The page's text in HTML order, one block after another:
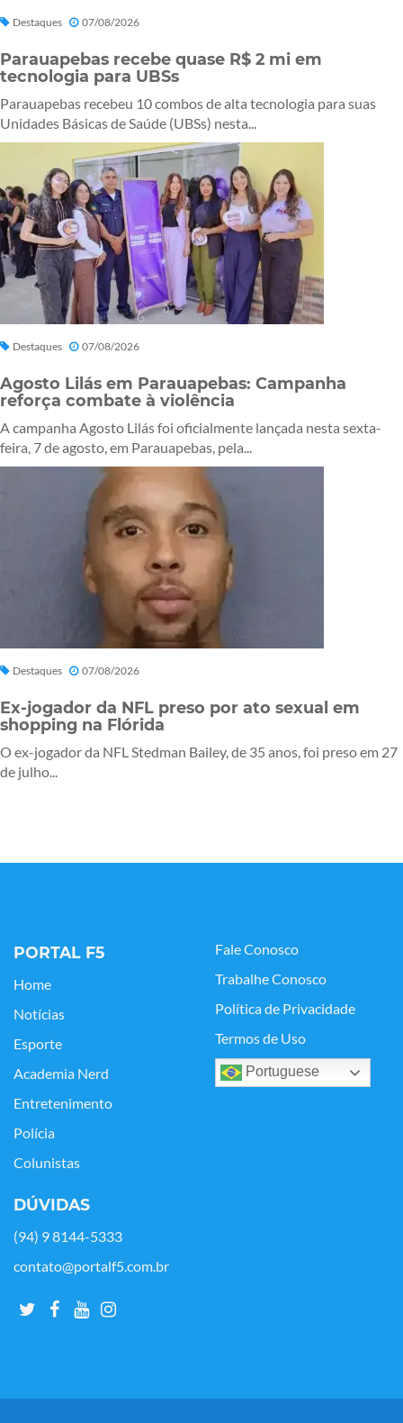
Destaques 07/08/2026
Parauapebas recebe quase R$ 2 mi em
tecnologia para UBSs
Parauapebas recebeu 10 combos de alta tecnologia para suas
Unidades Básicas de Saúde (UBSs) nesta...
Destaques 07/08/2026
Agosto Lilás em Parauapebas: Campanha
reforça combate à violência
A campanha Agosto Lilás foi oficialmente lançada nesta sexta-
feira, 7 de agosto, em Parauapebas, pela...
Destaques 07/08/2026
Ex-jogador da NFL preso por ato sexual em
shopping na Flórida
O ex-jogador da NFL Stedman Bailey, de 35 anos, foi preso em 27
de julho...
PORTAL F5
Home
Notícias
Esporte
Academia Nerd
Entretenimento
Polícia
Colunistas
Fale Conosco
Trabalhe Conosco
Política de Privacidade
Termos de Uso
Portuguese
DÚVIDAS
(94) 9 8144-5333
contato@portalf5.com.br